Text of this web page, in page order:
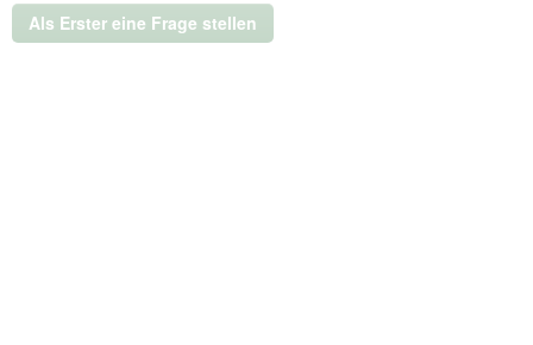
ein
modales
Als Erster eine Frage stellen